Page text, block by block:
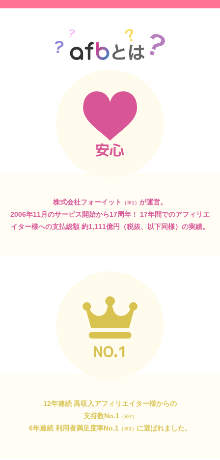
株式会社フォーイット （※1） が運営。
2006年11月のサービス開始から17周年！
17年間でのアフィリエ
イター様への支払総額 約1,111億円（税抜、以下同様）の実績。
12年連続 高収入アフィリエイター様からの
支持数No.1（※2）
6年連続 利用者満足度率No.1（※3） に選ばれました。